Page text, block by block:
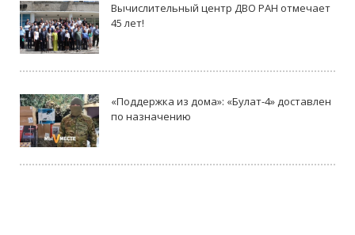
Вычислительный центр ДВО РАН отмечает
45 лет!
«Поддержка из дома»: «Булат-4» доставлен
по назначению